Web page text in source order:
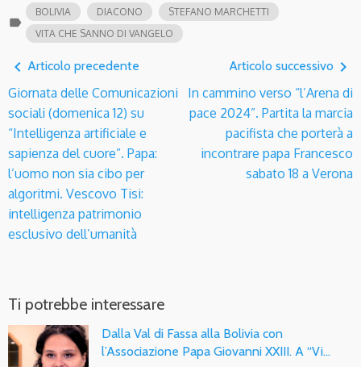
label
BOLIVIA DIACONO
STEFANO MARCHETTI
VITA CHE SANNO DI VANGELO
navigate_before Articolo precedente
Giornata delle Comunicazioni
sociali (domenica 12) su
“Intelligenza artificiale e
sapienza del cuore”. Papa:
l’uomo non sia cibo per
algoritmi. Vescovo Tisi:
intelligenza patrimonio
esclusivo dell’umanità
Articolo successivo navigate_next
In cammino verso “l’Arena di
pace 2024”. Partita la marcia
pacifista che porterà a
incontrare papa Francesco
sabato 18 a Verona
Ti potrebbe interessare
Dalla Val di Fassa alla Bolivia con
l’Associazione Papa Giovanni XXIII. A “Vi…